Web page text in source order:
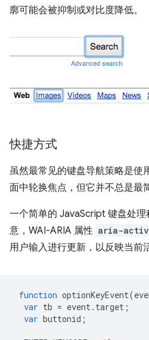
廓可能会被抑制或对比度降低。
快捷方式
虽然最常见的键盘导航策略是使
面中轮换焦点，但它并不总是最
一个简单的 JavaScript 键盘处
意，WAI-ARIA 属性 aria-
用户输入进行更新，以反映当前
function optionKeyEvent(
var tb = event . target ;
var buttonid ;